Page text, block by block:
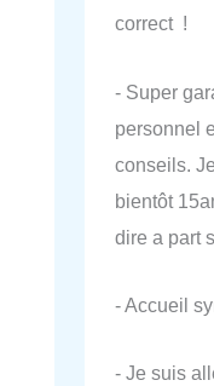
correct !
- Super
personnel
conseils.
bientôt
dire a part
- Accueil
- Je suis